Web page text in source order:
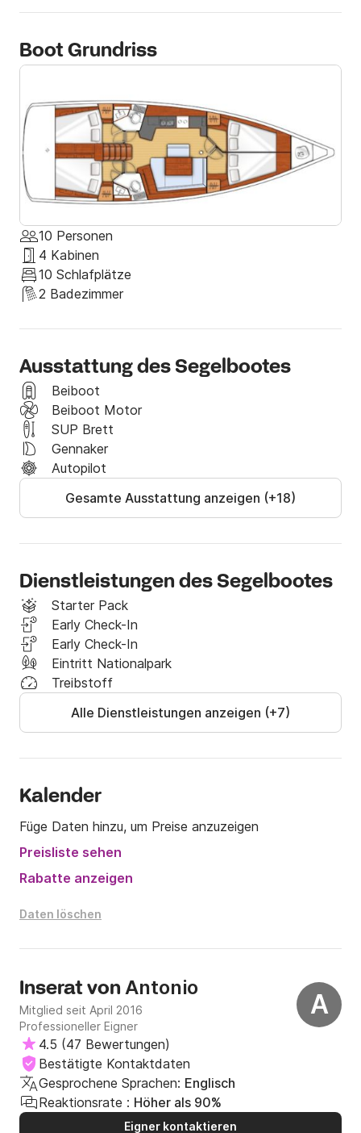
Boot Grundriss
10 Personen
4 Kabinen
10 Schlafplätze
2 Badezimmer
Ausstattung des Segelbootes
Beiboot
Beiboot Motor
SUP Brett
Gennaker
Autopilot
Gesamte Ausstattung anzeigen (+18)
Dienstleistungen des Segelbootes
Starter Pack
Early Check-In
Early Check-In
Eintritt Nationalpark
Treibstoff
Alle Dienstleistungen anzeigen (+7)
Kalender
Füge Daten hinzu, um Preise anzuzeigen
Preisliste sehen
Rabatte anzeigen
Daten löschen
A
Inserat von Antonio
Mitglied seit April 2016
Professioneller Eigner
4.5 (47 Bewertungen)
Bestätigte Kontaktdaten
Gesprochene Sprachen: Englisch
Reaktionsrate : Höher als 90%
Eigner kontaktieren